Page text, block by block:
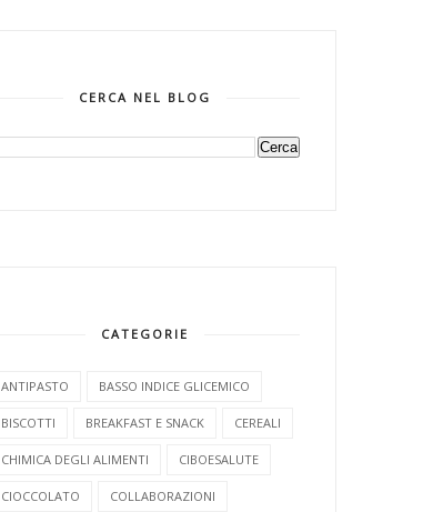
CERCA NEL BLOG
CATEGORIE
ANTIPASTO BASSO INDICE GLICEMICO
BISCOTTI BREAKFAST E SNACK CEREALI
CHIMICA DEGLI ALIMENTI CIBOESALUTE
CIOCCOLATO COLLABORAZIONI